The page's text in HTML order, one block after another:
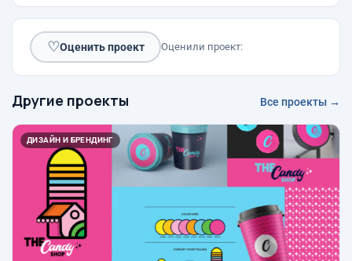
♡Оценить проект Оценили проект:
Другие проекты Все проекты →
ДИЗАЙН И БРЕНДИНГ